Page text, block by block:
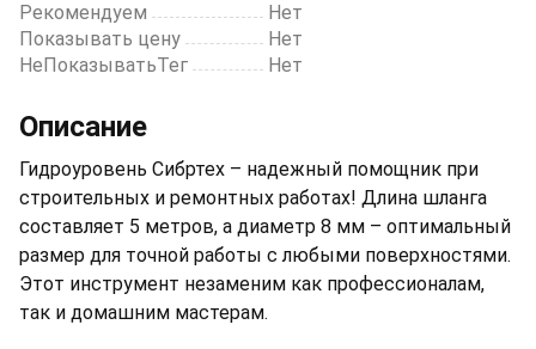
Рекомендуем
Нет
Показывать цену
Нет
НеПоказыватьТег
Нет
Описание
Гидроуровень Сибртех – надежный помощник при
строительных и ремонтных работах! Длина шланга
составляет 5 метров, а диаметр 8 мм – оптимальный
размер для точной работы с любыми поверхностями.
Этот инструмент незаменим как профессионалам,
так и домашним мастерам.